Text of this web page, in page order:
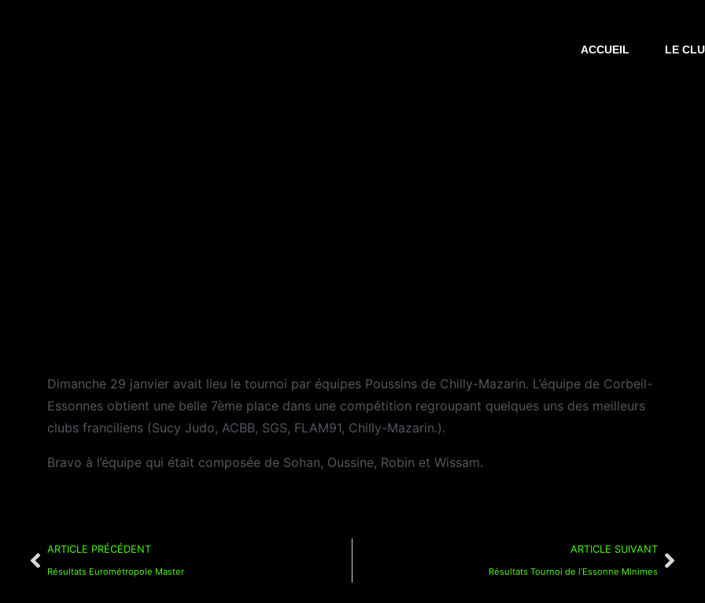
ACCUEIL LE
Dimanche 29 janvier avait lieu le tournoi par équipes Poussins de Chilly-Mazarin. L’équipe de Corbeil-
Essonnes obtient une belle 7ème place dans une compétition regroupant quelques uns des meilleurs
clubs franciliens (Sucy Judo, ACBB, SGS, FLAM91, Chilly-Mazarin.).
Bravo à l’équipe qui était composée de Sohan, Oussine, Robin et Wissam.
ARTICLE PRÉCÉDENT
Résultats Eurométropole Master
ARTICLE SUIVANT
Résultats Tournoi de l’Essonne Minimes